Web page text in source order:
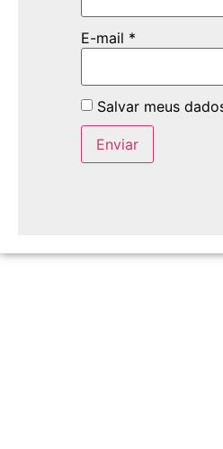
E-mail *
Salvar meus